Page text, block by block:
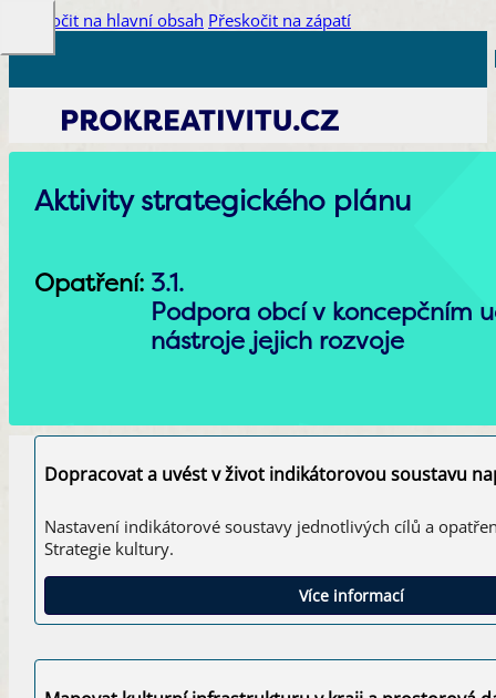
Přeskočit na hlavní obsah Přeskočit na zápatí
Aktivity strategického plánu
Opatření: 3.1.
Podpora obcí v koncepčním
nástroje jejich rozvoje
Dopracovat a uvést v život indikátorovou soustavu
Nastavení indikátorové soustavy jednotlivých cílů a
Strategie kultury.
Více informací